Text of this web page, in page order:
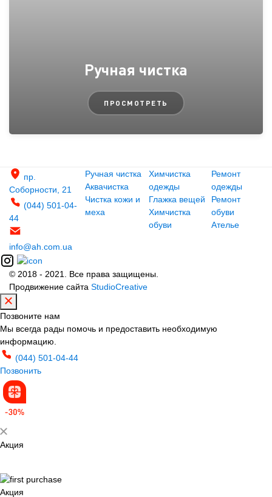
Ручная чистка
ПРОСМОТРЕТЬ
пр.
Соборности, 21
(044) 501-04-
44
info@ah.com.ua
Ручная чистка
Аквачистка
Чистка кожи и
меха
Химчистка
одежды
Глажка вещей
Химчистка
обуви
Ремонт
одежды
Ремонт
обуви
Ателье
© 2018 - 2021. Все права защищены.
Продвижение сайта StudioCreative
Позвоните нам
Мы всегда рады помочь и предоставить необходимую
информацию.
(044) 501-04-44
Позвонить
Акция
Акция